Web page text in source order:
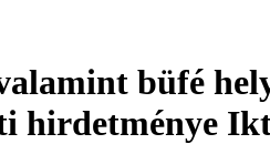
büfé
hirdetménye